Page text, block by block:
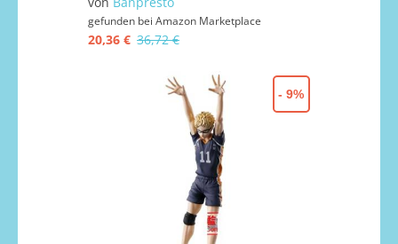
gefunden bei Amazon Marketplace
20,36 € 36,72 €
- 9%